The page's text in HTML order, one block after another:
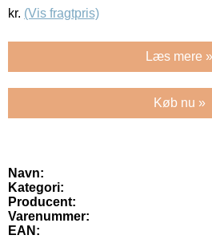
kr. (Vis fragtpris)
Læs mere »
Køb nu »
Navn:
Kategori:
Producent:
Varenummer:
EAN: